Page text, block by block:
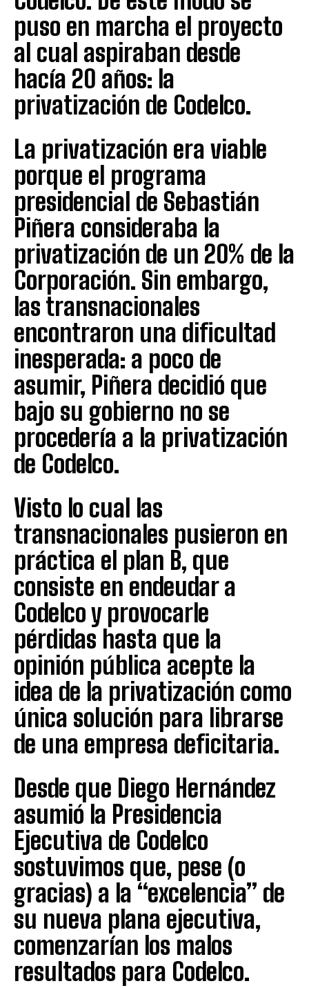
puso en marcha el proyecto
al cual aspiraban desde
hacía 20 años: la
privatización de Codelco.
La privatización era viable
porque el programa
presidencial de Sebastián
Piñera consideraba la
privatización de un 20% de la
Corporación. Sin embargo,
las transnacionales
encontraron una dificultad
inesperada: a poco de
asumir, Piñera decidió que
bajo su gobierno no se
procedería a la privatización
de Codelco.
Visto lo cual las
transnacionales pusieron en
práctica el plan B, que
consiste en endeudar a
Codelco y provocarle
pérdidas hasta que la
opinión pública acepte la
idea de la privatización como
única solución para librarse
de una empresa deficitaria.
Desde que Diego Hernández
asumió la Presidencia
Ejecutiva de Codelco
sostuvimos que, pese (o
gracias) a la “excelencia” de
su nueva plana ejecutiva,
comenzarían los malos
resultados para Codelco.